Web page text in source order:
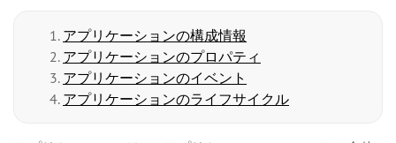
アプリケーションの構成情報
アプリケーションのプロパティ
アプリケーションのイベント
アプリケーションのライフサイクル